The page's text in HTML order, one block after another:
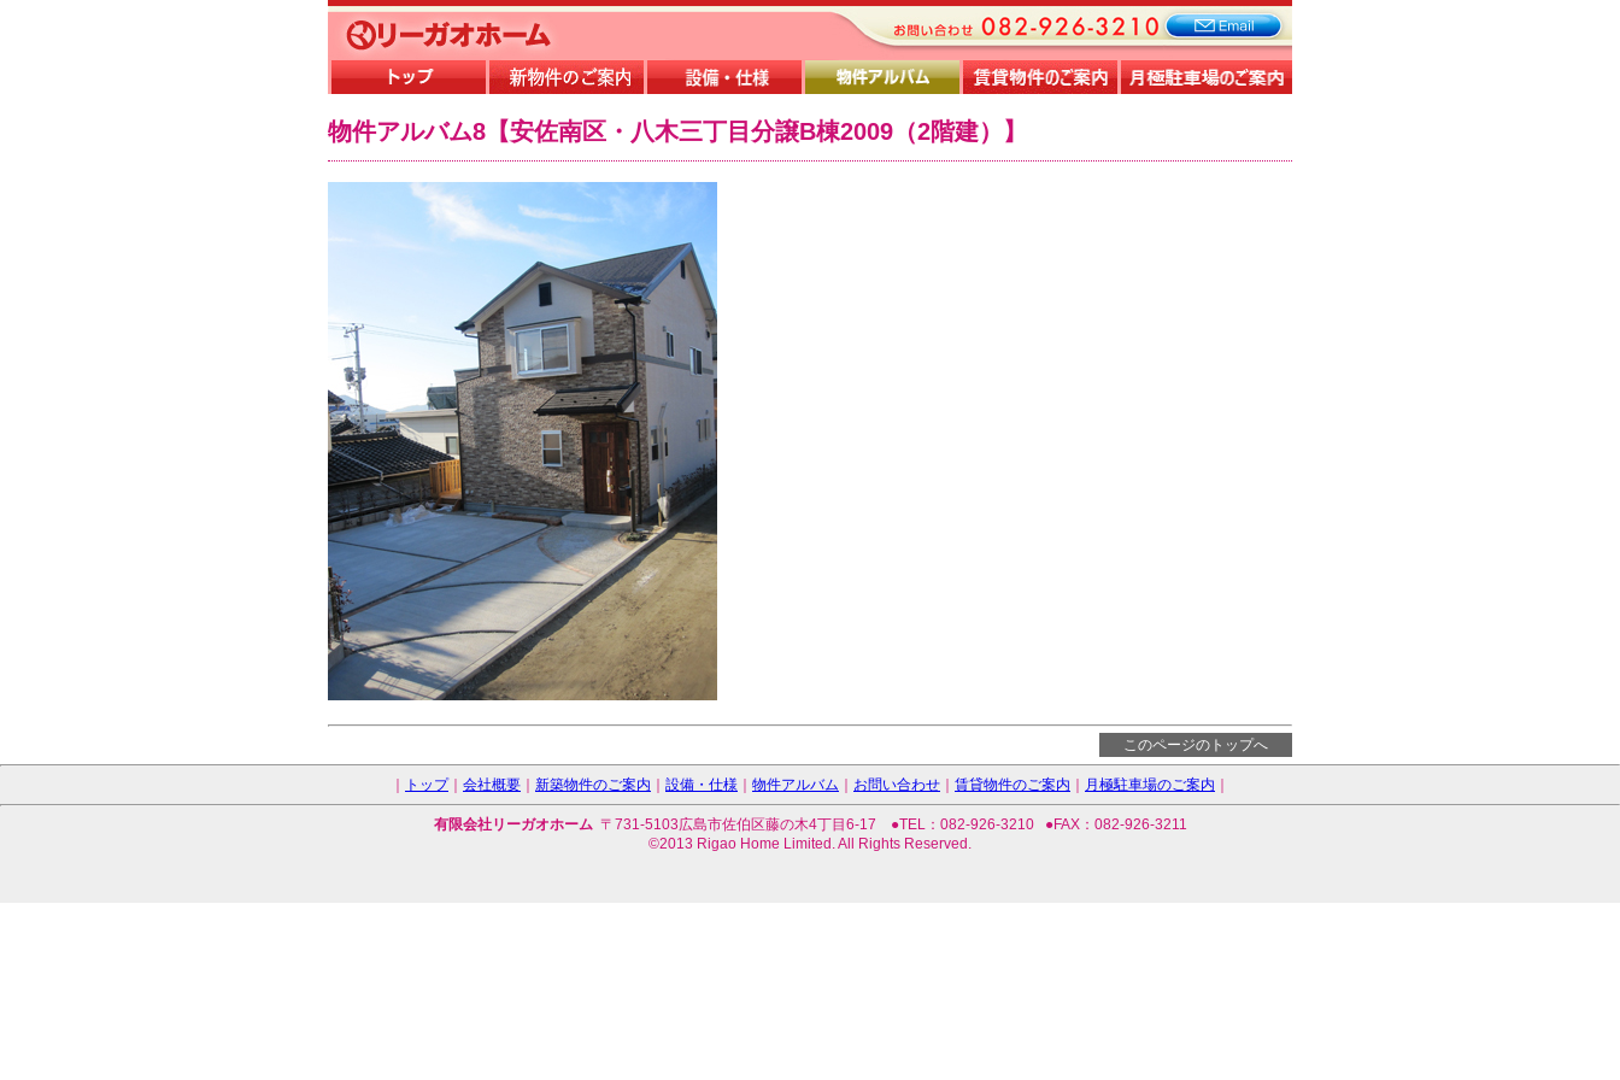
物件アルバム8【安佐南区・八木三丁目分譲B棟2009（2階建）】
このページのトップへ
｜ トップ｜ 会社概要 ｜ 新築物件のご案内 ｜ 設備・仕様 ｜ 物件アルバム ｜ お問い合わせ ｜ 賃貸物件のご案内 ｜ 月極駐車場のご案内 ｜
有限会社リーガオホーム〒731-5103広島市佐伯区藤の木4丁目6-17 ●TEL：082-926-3210 ●FAX：082-926-3211
©2013 Rigao Home Limited. All Rights Reserved.